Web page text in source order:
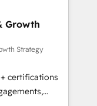
RevOps
et
API,
en
Growth
Strategy
certifications